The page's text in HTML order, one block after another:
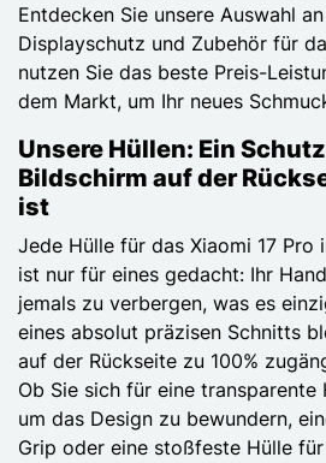
Entdecken Sie unsere Auswahl
Displayschutz und Zubehör für
nutzen Sie das beste Preis-
dem Markt, um Ihr neues
Unsere Hüllen: Ein
Bildschirm auf der
ist
Jede Hülle für das Xiaomi 17 Pro
ist nur für eines gedacht: Ihr
jemals zu verbergen, was es
eines absolut präzisen Schnitts
auf der Rückseite zu 100%
Ob Sie sich für eine transparente
um das Design zu bewundern,
Grip oder eine stoßfeste Hülle